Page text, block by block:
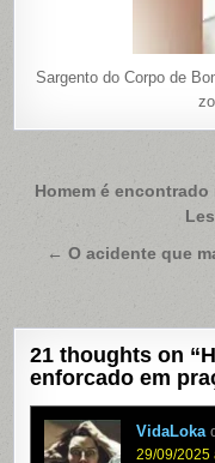
Sargento do Corpo de
Navegação
Post
Homem é
← O acidente que
21 thoughts on “
enforcado em
VidaLoka
29/09/2025